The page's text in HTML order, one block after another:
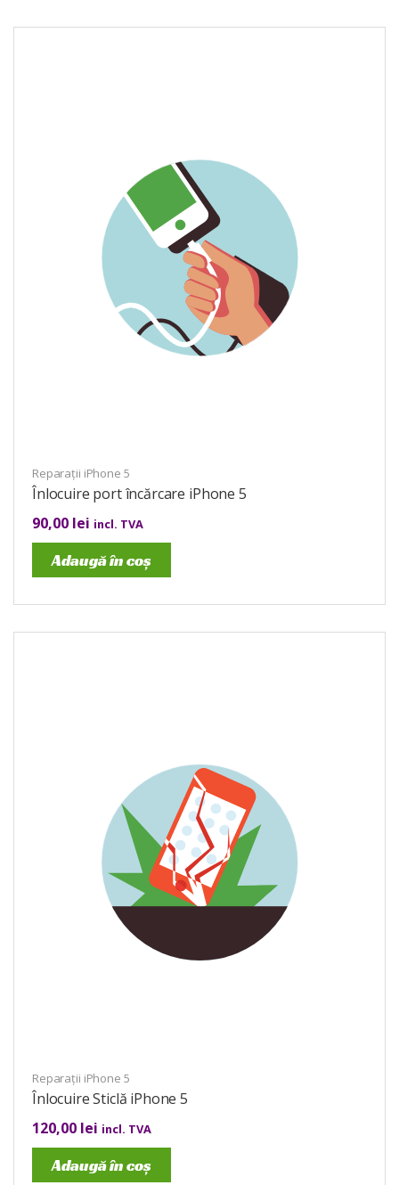
Reparații iPhone 5
Înlocuire port încărcare iPhone 5
90,00 lei incl. TVA
Adaugă în coș
Reparații iPhone 5
Înlocuire Sticlă iPhone 5
120,00 lei incl. TVA
Adaugă în coș